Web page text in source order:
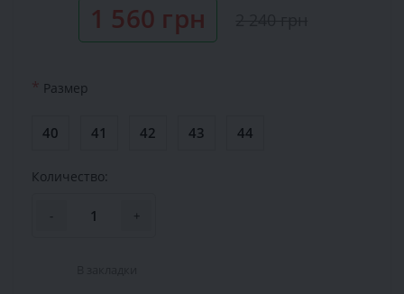
1 560 грн
* Размер
40 41 42 43 44
Количество:
- +